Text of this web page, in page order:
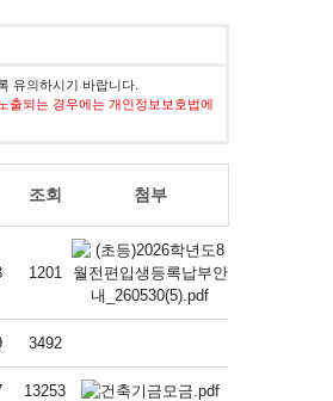
유의하시기 바랍니다.
출되는 경우에는 개인정보보호법에
조회 첨부
1201
3492
13253